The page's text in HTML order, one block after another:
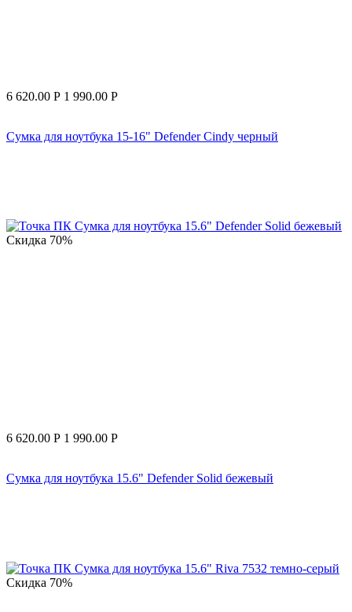
6 620.00 Р 1 990.00 Р
Сумка для ноутбука 15-16" Defender Cindy черный
Скидка 70%
6 620.00 Р 1 990.00 Р
Сумка для ноутбука 15.6" Defender Solid бежевый
Скидка 70%